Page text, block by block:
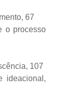
67
o processo
107
ideacional,